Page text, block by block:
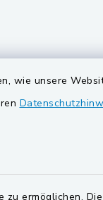
wie unsere
ermöglichen.